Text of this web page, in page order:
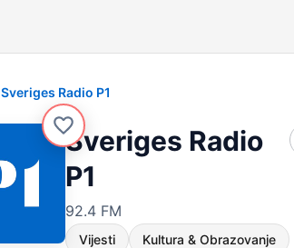
Sveriges Radio P1
Sveriges Radio
P1
92.4 FM
Vijesti Kultura & Obrazovanje